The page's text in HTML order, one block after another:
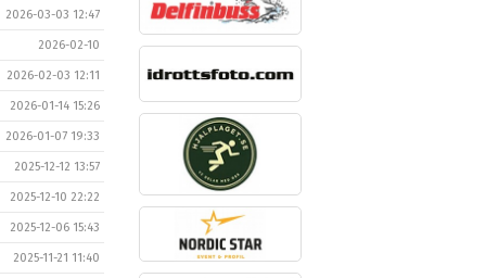
2026-03-03 12:47
2026-02-10
2026-02-03 12:11
2026-01-14 15:26
2026-01-07 19:33
2025-12-12 13:57
2025-12-10 22:22
2025-12-06 15:43
2025-11-21 11:40